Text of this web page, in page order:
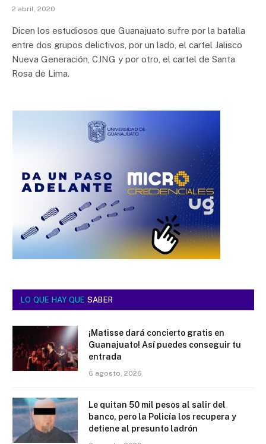
2 abril, 2020
Dicen los estudiosos que Guanajuato sufre por la batalla
entre dos grupos delictivos, por un lado, el cartel Jalisco
Nueva Generación, CJNG y por otro, el cartel de Santa
Rosa de Lima.
LO QUE HAY QUE SABER
¡Matisse dará concierto gratis en
Guanajuato! Así puedes conseguir tu
entrada
6 agosto, 2026
Le quitan 50 mil pesos al salir del
banco, pero la Policía los recupera y
detiene al presunto ladrón